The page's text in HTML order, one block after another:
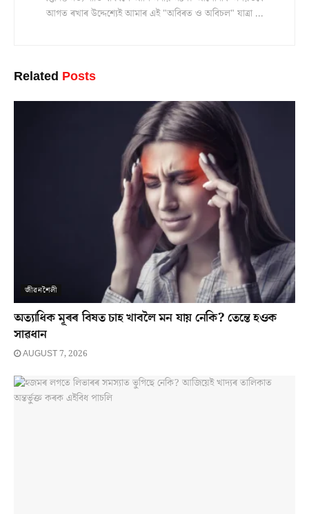
আগত ৰখাৰ উদ্দেশ্যেই আমাৰ এই "অবিৰত ও অবিচল" যাত্ৰা ...
Related Posts
জীৱনশৈলী
অত্যাধিক মূৰৰ বিষত চাহ খাবলৈ মন যায় নেকি? তেন্তে হওক
সাৱধান
AUGUST 7, 2026